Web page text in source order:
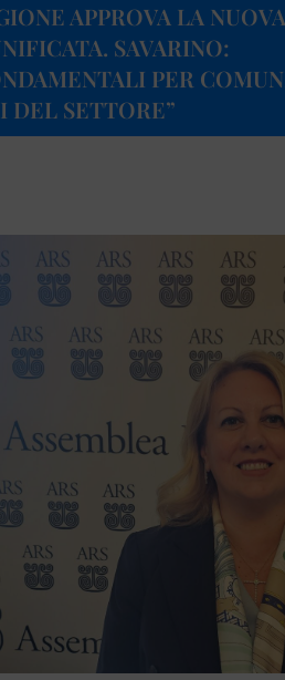
APPROVA LA NUOVA
SAVARINO:
PER
DEL SETTORE”